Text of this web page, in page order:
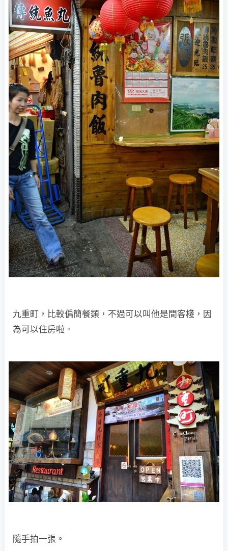
九重町，比較偏簡餐類，不過可以叫他是間客棧，因
為可以住房啦。
隨手拍一張。